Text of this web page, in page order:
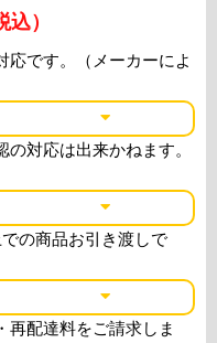
込）
応です。（メーカーによ
対応は出来かねます。
の商品お引き渡しで
再配達料をご請求しま